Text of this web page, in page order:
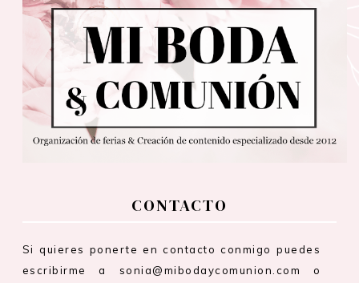
CONTACTO
Si quieres ponerte en contacto conmigo puedes
escribirme a sonia@mibodaycomunion.com o